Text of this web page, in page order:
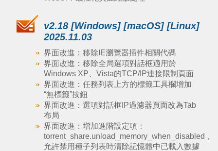
v2.18 [Windows] [macOS] [Linux]
2025.11.03
界面改進：移除IE瀏覽器插件相關代碼
界面改進：移除全局選項對話框適用於
Windows XP、Vista的TCP/IP連接限制頁面
界面改進：任務列表上方的標籤工具欄增加
“無標籤”按鈕
界面改進：選項對話框IP過濾器頁面改為Tab
布局
界面改進：增加進階設定項：
torrent_share.unload_memory_when_disabled，
允許禁用種子列表時清除記憶體中已載入數據